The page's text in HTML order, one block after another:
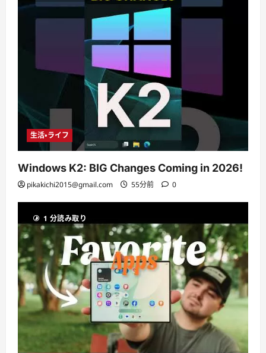
生活・ライフ
Windows K2: BIG Changes Coming in 2026!
pikakichi2015@gmail.com 55分前 0
1 分読み取り